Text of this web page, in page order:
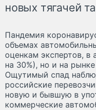
новых тягачей
Пандемия
объемах
оценкам экспертов, в
на 30%), но и на
Ощутимый спад
российские
новую и бывшую в
коммерческие